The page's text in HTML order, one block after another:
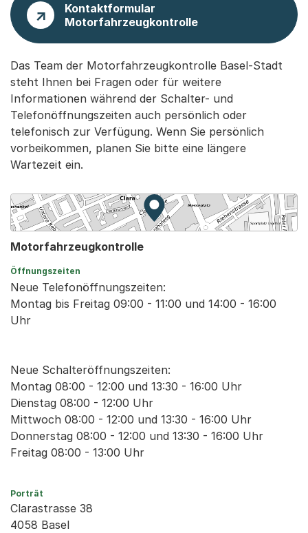
Kontaktformular
Motorfahrzeugkontrolle
Das Team der Motorfahrzeugkontrolle Basel-Stadt
steht Ihnen bei Fragen oder für weitere
Informationen während der Schalter- und
Telefonöffnungszeiten auch persönlich oder
telefonisch zur Verfügung. Wenn Sie persönlich
vorbeikommen, planen Sie bitte eine längere
Wartezeit ein.
Zur Karte von MapBS.
Externer Link, wird in einem
Motorfahrzeugkontrolle
Öffnungszeiten
Neue Telefonöffnungszeiten:
Montag bis Freitag 09:00 - 11:00 und 14:00 - 16:00
Uhr
Neue Schalteröffnungszeiten:
Montag 08:00 - 12:00 und 13:30 - 16:00 Uhr
Dienstag 08:00 - 12:00 Uhr
Mittwoch 08:00 - 12:00 und 13:30 - 16:00 Uhr
Donnerstag 08:00 - 12:00 und 13:30 - 16:00 Uhr
Freitag 08:00 - 13:00 Uhr
Porträt
Clarastrasse 38
4058 Basel